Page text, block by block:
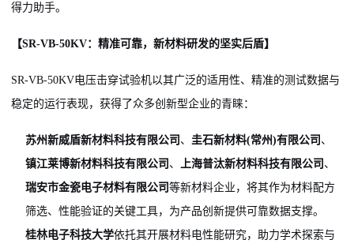
得力助手。
【SR-VB-50KV：精准可靠，新材料研发的坚实后盾】
SR-VB-50KV电压击穿试验机以其广泛的适用性、精准的测试数据与
稳定的运行表现，获得了众多创新型企业的青睐：
苏州新威盾新材料科技有限公司 、 圭石新材料(常州)有限公司 、
镇江莱博新材料科技有限公司 、 上海普汰新材料科技有限公司 、
瑞安市金瓷电子材料有限公司等新材料企业，将其作为材料配方
筛选、性能验证的关键工具，为产品创新提供可靠数据支撑。
桂林电子科技大学依托其开展材料电性能研究，助力学术探索与